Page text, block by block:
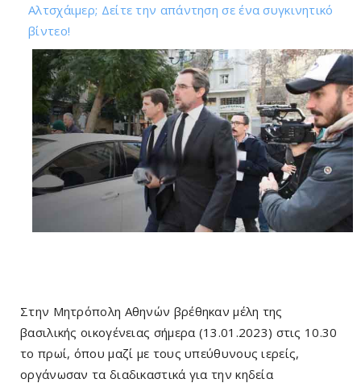
Αλτσχάιμερ; Δείτε την απάντηση σε ένα συγκινητικό
βίντεο!
Στην Μητρόπολη Αθηνών βρέθηκαν μέλη της
βασιλικής οικογένειας σήμερα (13.01.2023) στις 10.30
το πρωί, όπου μαζί με τους υπεύθυνους ιερείς,
οργάνωσαν τα διαδικαστικά για την κηδεία